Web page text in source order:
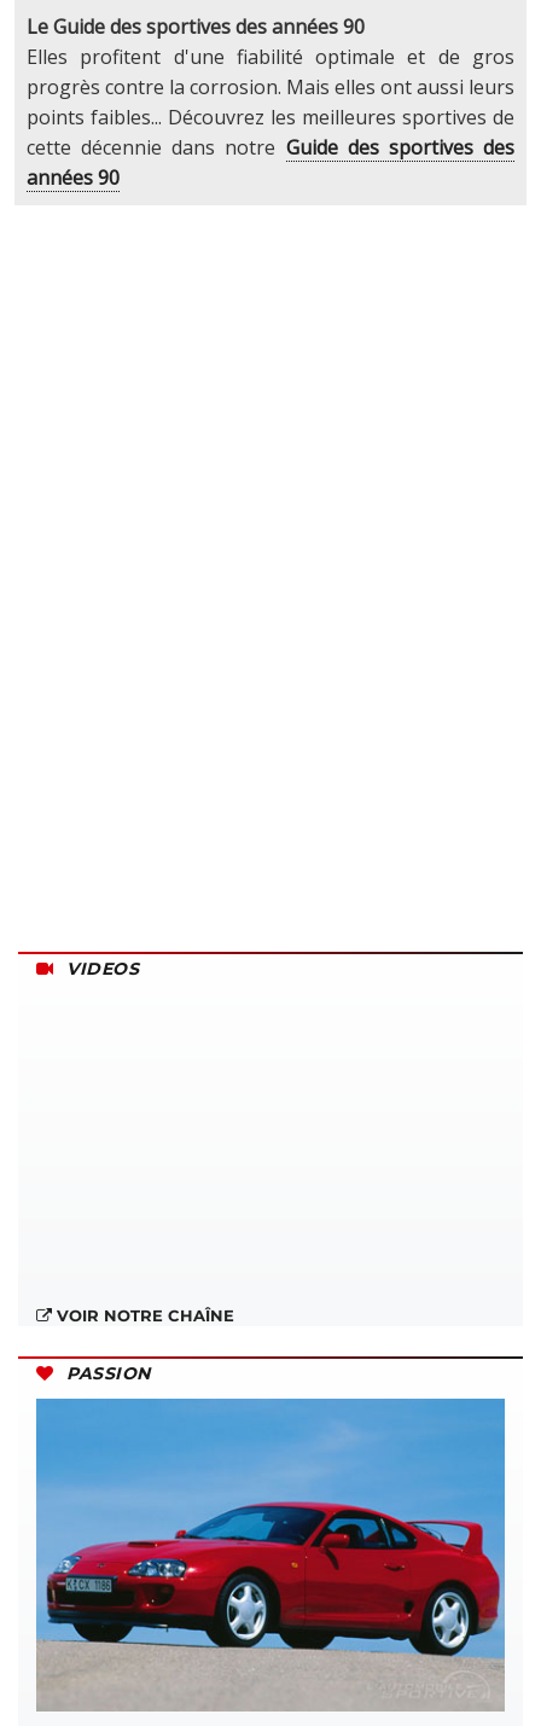
Le Guide des sportives des années 90
Elles profitent d'une fiabilité optimale et de gros
progrès contre la corrosion. Mais elles ont aussi leurs
points faibles... Découvrez les meilleures sportives de
cette décennie dans notre Guide des sportives des
années 90
VIDEOS
VOIR NOTRE CHAÎNE
PASSION